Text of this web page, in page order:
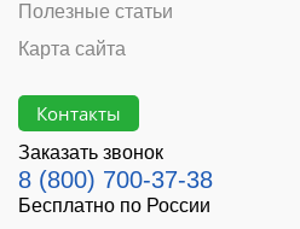
Полезные статьи
Карта сайта
Контакты
Заказать звонок
8 (800) 700-37-38
Бесплатно по России